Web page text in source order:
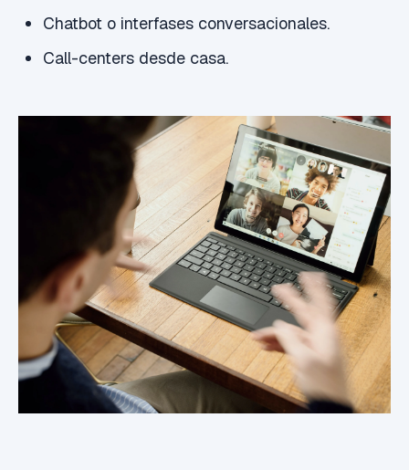
Chatbot o interfases conversacionales.
Call-centers desde casa.